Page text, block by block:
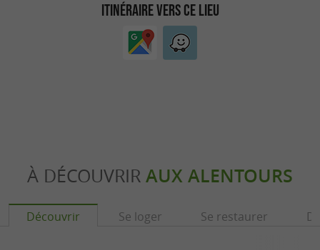
ITINÉRAIRE VERS CE LIEU
À DÉCOUVRIR AUX ALENTOURS
Découvrir Se loger Se restaurer